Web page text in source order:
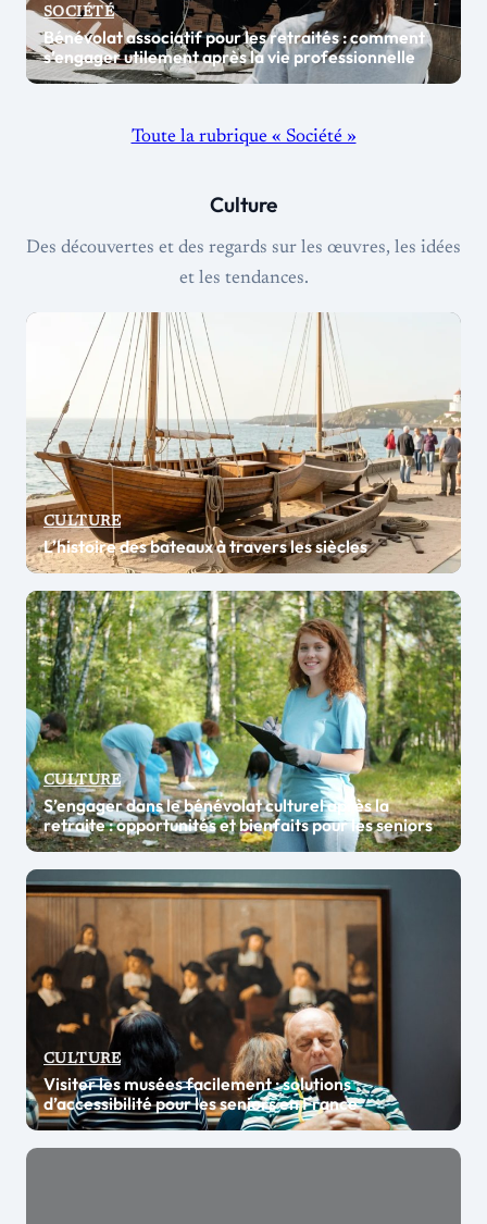
SOCIÉTÉ
Bénévolat associatif pour les retraités : comment
s’engager utilement après la vie professionnelle
Toute la rubrique « Société »
Culture
Des découvertes et des regards sur les œuvres, les idées
et les tendances.
CULTURE
L’histoire des bateaux à travers les siècles
CULTURE
S’engager dans le bénévolat culturel après la
retraite : opportunités et bienfaits pour les seniors
CULTURE
Visiter les musées facilement : solutions
d’accessibilité pour les seniors en France